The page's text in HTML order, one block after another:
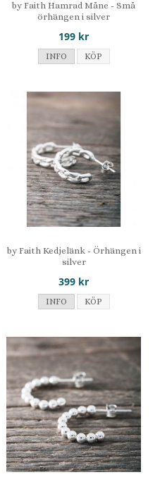
by Faith Hamrad Måne - Små
örhängen i silver
199 kr
INFO KÖP
by Faith Kedjelänk - Örhängen i
silver
399 kr
INFO KÖP